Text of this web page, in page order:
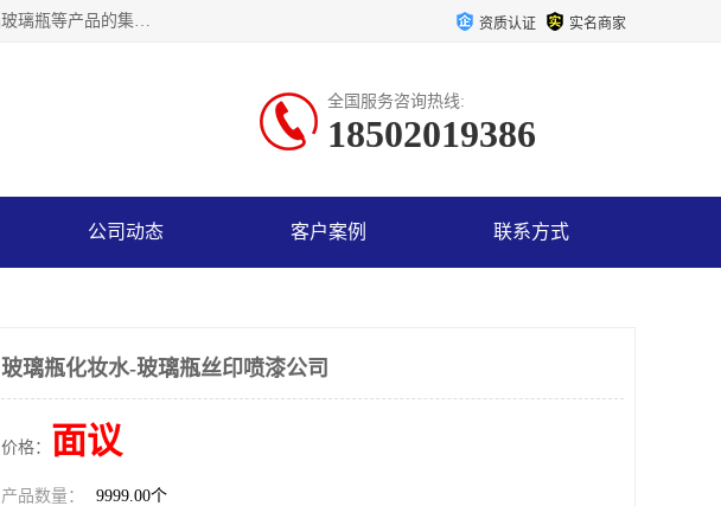
【1分钟前更新】广州乐鑫玻璃制品有限公司是一家专业从事化妆品瓶子、化妆品玻璃瓶子、膏霜瓶、化妆品玻璃瓶等产品的集开发研制、生产、销售于一体的实业型玻璃制品生产企业。产品从设计、开模、试样、生产、蒙砂、抛光、喷涂、高低温单色及多色印刷，烫金（银）到交货实现一条龙服务。 资质认证 实名商家
全国服务咨询热线:
18502019386
公司动态 客户案例 联系方式
玻璃瓶化妆水-玻璃瓶丝印喷漆公司
价格： 面议
产品数量： 9999.00个